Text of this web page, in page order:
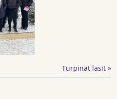
Turpināt lasīt »